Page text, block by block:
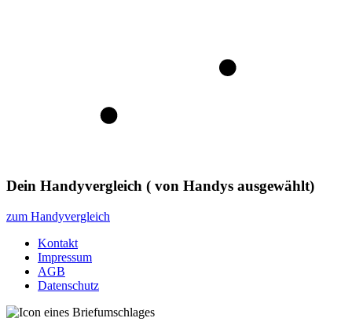
Dein Handyvergleich ( von Handys ausgewählt)
zum Handyvergleich
Kontakt
Impressum
AGB
Datenschutz